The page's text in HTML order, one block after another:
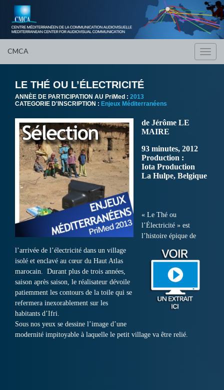
CMCA
LE THÉ OU L’ÉLECTRICITÉ
ANNÈE DE PARTICIPATION AU PriMed : 2013
CATEGORIE D'INSCRIPTION : Enjeux Méditerranéens
de Jérôme LE
MAIRE
93 minutes, 2012
Production :
Iota Production
La Hulpe, Belgique
« Le Thé ou
l’Électricité » est
l’histoire épique de
l’arrivée de l’électricité dans un village
isolé et enclavé au cœur du Haut Atlas
marocain. Durant plus de trois années,
saison après saison, le réalisateur dévoile
patiemment les contours de la toile qui se
refermera inexorablement sur les
habitants d’Ifri.
Sous nos yeux se dessine l’image d’une
modernité impitoyable à laquelle le petit village va être relié.